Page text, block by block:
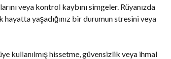
veya kontrol kaybını simgeler. Rüyanızda
yaşadığınız bir durumun stresini veya
kullanılmış hissetme, güvensizlik veya ihmal